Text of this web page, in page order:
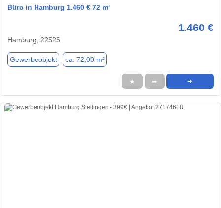
Büro in Hamburg 1.460 € 72 m²
1.460 €
Hamburg, 22525
Gewerbeobjekt ca. 72,00 m²
★ ➦ ➜